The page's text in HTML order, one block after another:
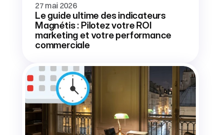
27 mai 2026
Le guide ultime des indicateurs
Magnétis : Pilotez votre ROI
marketing et votre performance
commerciale